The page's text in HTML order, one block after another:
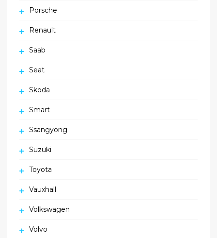
Porsche
Renault
Saab
Seat
Skoda
Smart
Ssangyong
Suzuki
Toyota
Vauxhall
Volkswagen
Volvo